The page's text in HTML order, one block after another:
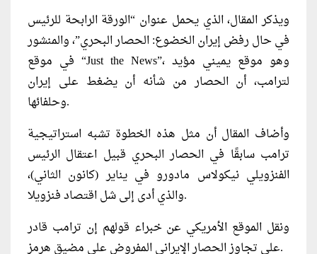
ويذكر المقال، الذي يحمل عنوان “الورقة الرابحة للرئيس
في حال رفض إيران الخضوع: الحصار البحري”، والمنشور
في موقع “Just the News”، وهو موقع يميني مؤيد
لترامب، أن الحصار من شأنه أن يضغط على إيران
وحلفائها.
وأضاف المقال أن مثل هذه الخطوة تشبه استراتيجية
ترامب سابقًا في الحصار البحري قبيل اعتقال الرئيس
الفنزويلي نيكولاس مادورو في يناير (كانون الثاني)،
والذي أدى إلى شل اقتصاد فنزويلا.
ونقل الموقع الأمريكي عن خبراء قولهم إن ترامب قادر
على تجاوز الحصار الإيراني المفروض على مضيق هرمز.